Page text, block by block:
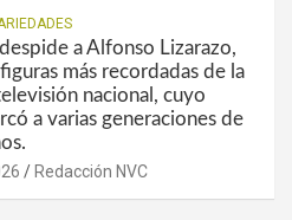
a Alfonso Lizarazo,
más recordadas de la
nacional, cuyo
a varias generaciones de
Redacción NVC